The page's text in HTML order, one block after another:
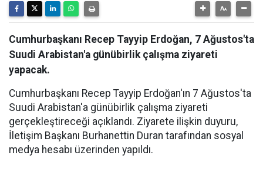
Cumhurbaşkanı Recep Tayyip Erdoğan, 7 Ağustos'ta
Suudi Arabistan'a günübirlik çalışma ziyareti
yapacak.
Cumhurbaşkanı Recep Tayyip Erdoğan'ın 7 Ağustos'ta
Suudi Arabistan'a günübirlik çalışma ziyareti
gerçekleştireceği açıklandı. Ziyarete ilişkin duyuru,
İletişim Başkanı Burhanettin Duran tarafından sosyal
medya hesabı üzerinden yapıldı.